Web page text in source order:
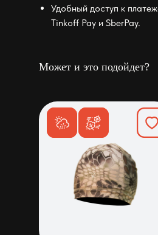
Удобный доступ к
Tinkoff Pay и SberPay.
Может и это подойдет?